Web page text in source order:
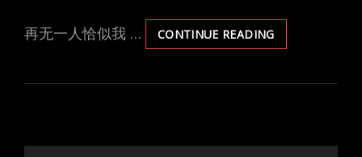
再无一人恰似我 … CONTINUE READINGSHARE-
2022.8.1